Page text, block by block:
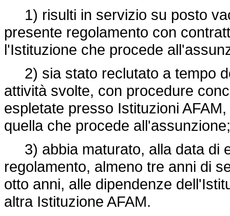
1) risulti in servizio su posto
presente regolamento con
l'Istituzione che procede
2) sia stato reclutato a tempo
attività svolte, con procedure
espletate presso Istituzioni
quella che procede all'assunzione;
3) abbia maturato, alla data di
regolamento, almeno tre anni di
otto anni, alle dipendenze
altra Istituzione AFAM.